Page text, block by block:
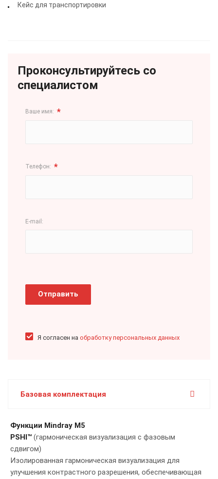
Кейс для транспортировки
Проконсультируйтесь со
специалистом
Ваше имя: *
Телефон: *
E-mail:
Отправить
Я согласен на обработку персональных данных
Базовая комплектация
Функции Mindray M5
PSHI™ (гармоническая визуализация с фазовым
сдвигом)
Изолированная гармоническая визуализация для
улучшения контрастного разрешения, обеспечивающая